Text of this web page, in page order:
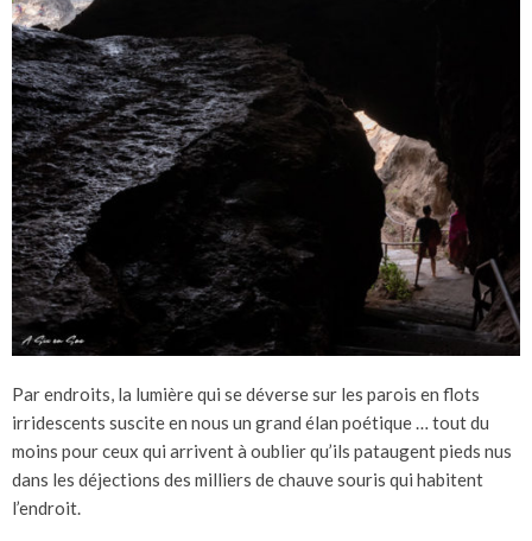
Par endroits, la lumière qui se déverse sur les parois en flots
irridescents suscite en nous un grand élan poétique … tout du
moins pour ceux qui arrivent à oublier qu’ils pataugent pieds nus
dans les déjections des milliers de chauve souris qui habitent
l’endroit.